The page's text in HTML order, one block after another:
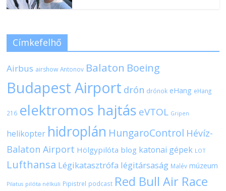
Címkefelhő
Airbus airshow Antonov Balaton Boeing
Budapest Airport drón drónok eHang eHang
216 elektromos hajtás eVTOL Gripen
helikopter hidroplán HungaroControl Hévíz-
Balaton Airport Hölgypilóta blog katonai gépek LOT
Lufthansa Légikatasztrófa légitársaság Malév múzeum
Pilatus pilóta nélküli Pipistrel podcast Red Bull Air Race